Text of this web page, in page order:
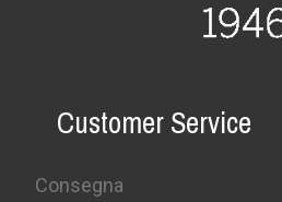
Customer Service
Consegna